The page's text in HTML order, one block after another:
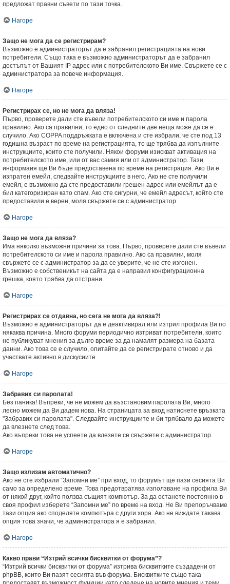
предложат правни съвети по тази точка.
Нагоре
Защо не мога да се регистрирам?
Възможно е администраторът да е забранил регистрацията на нови
потребители. Също така е възможно администраторът да е забранил
достъпът от Вашият IP адрес или с потребителското Ви име. Свържете се с
администратора за повече информация.
Нагоре
Регистрирах се, но не мога да вляза!
Първо, проверете дали сте въвели потребителското си име и парола
правилно. Ако са правилни, то едно от следните две неща може да се е
случило. Ако COPPA поддръжката е включена и сте избрали, че сте под 13
годишна възраст по време на регистрацията, то ще трябва да изпълните
инструкциите, които сте получили. Някои форуми изискват активация на
потребителското име, или от вас самия или от администратор. Тази
информаия ще Ви бъде предоставена по време на регистрация. Ако Ви е
изпратен емейл, следвайте инструкциите в него. Ако не сте получили
емейл, е възможно да сте предоставили грешен адрес или емейлът да е
бил категоризиран като спам. Ако сте сигурни, че емейл адресът, който сте
предоставили е верен, моля свържете се с администратор.
Нагоре
Защо не мога да вляза?
Има няколко възможни причини за това. Първо, проверете дали сте въвели
потребителското си име и парола правилно. Ако са правилни, моля
свържете се с администратор за да се уверите, че не сте изгонен.
Възможно е собственикът на сайта да е направил конфигурационна
грешка, която трябва да отстрани.
Нагоре
Регистрирах се отдавна, но сега не мога да вляза?!
Възможно е администраторът да е деактивирал или изтрил профила Ви по
някаква причина. Много форуми периодично изтриват потребители, които
не публикуват мнения за дълго време за да намалят размера на базата
данни. Ако това се е случило, опитайте да се регистрирате отново и да
участвате активно в дискусиите.
Нагоре
Забравих си паролата!
Без паника! Въпреки, че не можем да възстановим паролата Ви, много
лесно можем да Ви дадем нова. На страницата за вход натиснете връзката
"Забравих си паролата". Следвайте инструкциите и би трябвало да можете
да влезнете след това.
Ако въпреки това не успеете да влезете се свържете с администратор.
Нагоре
Защо излизам автоматично?
Ако не сте избрали “Запомни ме” при вход, то форумът ще пази сесията Ви
само за определено време. Това предотвратява използване на профила Ви
от някой друг, който ползва същият компютър. За да останете постоянно в
своя профил изберете “Запомни ме” по време на вход. Не Ви препоръчваме
тази опция ако споделяте компютъра с други хора. Ако не виждате такава
опция това значи, че администратора я е забранил.
Нагоре
Какво прави “Изтрий всички бисквитки от форума”?
“Изтрий всички бисквитки от форума” изтрива бисквитките създадени от
phpBB, които Ви пазят сесията във форума. Бисквитките също така